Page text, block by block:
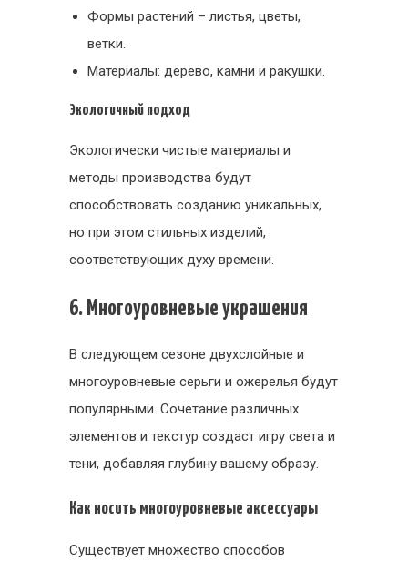
Формы растений – листья, цветы,
ветки.
Материалы: дерево, камни и ракушки.
Экологичный подход
Экологически чистые материалы и
методы производства будут
способствовать созданию уникальных,
но при этом стильных изделий,
соответствующих духу времени.
6. Многоуровневые украшения
В следующем сезоне двухслойные и
многоуровневые серьги и ожерелья будут
популярными. Сочетание различных
элементов и текстур создаст игру света и
тени, добавляя глубину вашему образу.
Как носить многоуровневые аксессуары
Существует множество способов